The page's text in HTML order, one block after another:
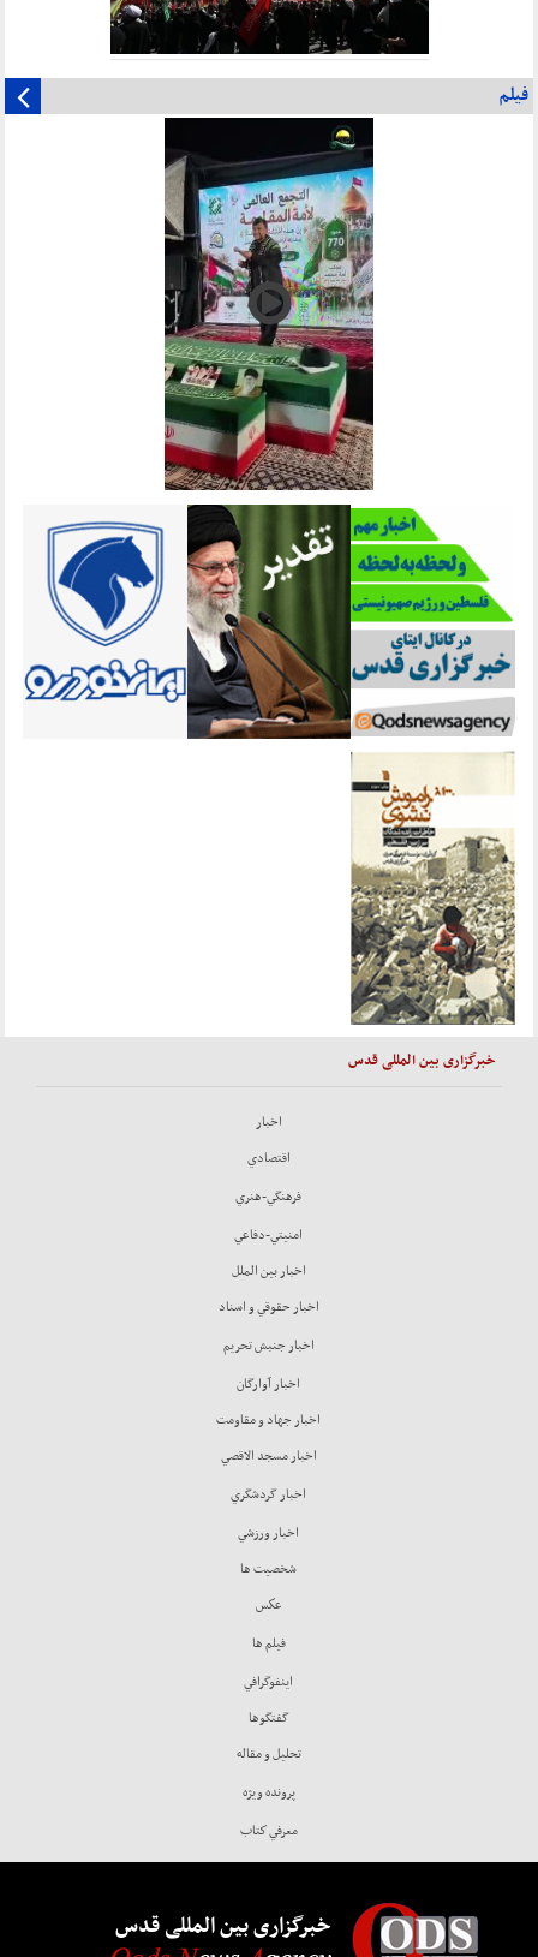
فیلم
خبرگزاری بین المللی قدس
اخبار
اقتصادي
فرهنگي-هنري
امنيتي-دفاعي
اخبار بين الملل
اخبار حقوقي و اسناد
اخبار جنبش تحريم
اخبار آوارگان
اخبار جهاد و مقاومت
اخبار مسجد الاقصي
اخبار گردشگري
اخبار ورزشي
شخصيت ها
عكس
فيلم ها
اينفوگرافي
گفتگوها
تحليل و مقاله
پرونده ويژه
معرفي كتاب
خبرگزاری بین المللی قدس